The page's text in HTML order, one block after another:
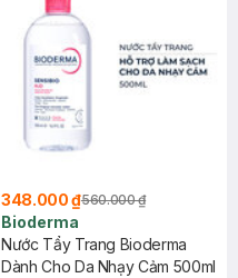
348.000 ₫560.000 ₫
Bioderma
Nước Tẩy Trang Bioderma
Dành Cho Da Nhạy Cảm 500ml